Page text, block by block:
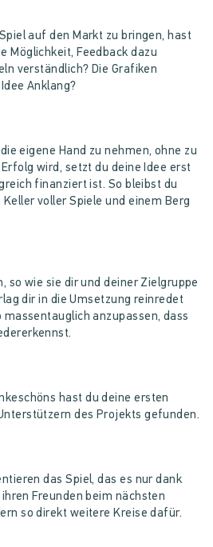
auf den Markt zu bringen, hast
Möglichkeit, Feedback dazu
verständlich? Die Grafiken
Anklang?
eigene Hand zu nehmen, ohne zu
wird, setzt du deine Idee erst
finanziert ist. So bleibst du
voller Spiele und einem Berg
so wie sie dir und deiner Zielgruppe
dir in die Umsetzung reinredet
anzupassen, dass
hast du deine ersten
des Projekts gefunden.
das Spiel, das es nur dank
Freunden beim nächsten
so direkt weitere Kreise dafür.